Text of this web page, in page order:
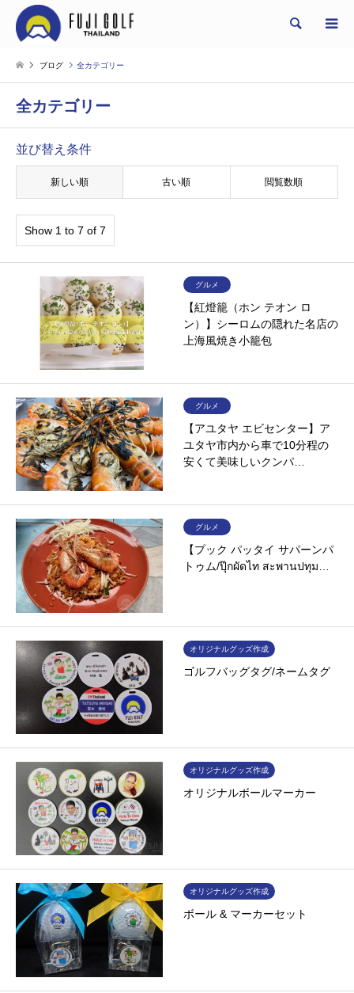
Search
ブログ 全カテゴリー
全カテゴリー
並び替え条件
新しい順 古い順 閲覧数順
Show 1 to 7 of 7
グルメ
【紅燈籠（ホン テオン ロ
ン）】シーロムの隠れた名店の
上海風焼き小籠包
グルメ
【アユタヤ エビセンター】ア
ユタヤ市内から車で10分程の
安くて美味しいクンパ…
グルメ
【プック パッタイ サパーンパ
トゥム/ปุ๊กผัดไท สะพานปทุม…
オリジナルグッズ作成
ゴルフバッグタグ/ネームタグ
オリジナルグッズ作成
オリジナルボールマーカー
オリジナルグッズ作成
ボール & マーカーセット